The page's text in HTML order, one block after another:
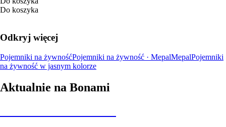
Do koszyka
Odkryj więcej
Pojemniki na żywnośćPojemniki na żywność · MepalMepalPojemniki
na żywność w jasnym kolorze
Aktualnie na Bonami